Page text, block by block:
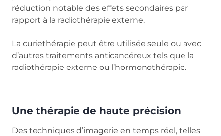
réduction notable des effets secondaires par
rapport à la radiothérapie externe.
La curiethérapie peut être utilisée seule ou avec
d’autres traitements anticancéreux tels que la
radiothérapie externe ou l’hormonothérapie.
Une thérapie de haute précision
Des techniques d’imagerie en temps réel, telles